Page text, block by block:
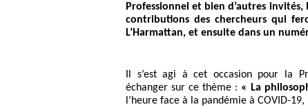
Professionnel et bien d’autres
contributions des chercheurs qui
L’Harmattan, et ensuite dans un
Il s’est agi à cet occasion pour la
échanger sur ce thème : « La
l’heure face à la pandémie à COVID-